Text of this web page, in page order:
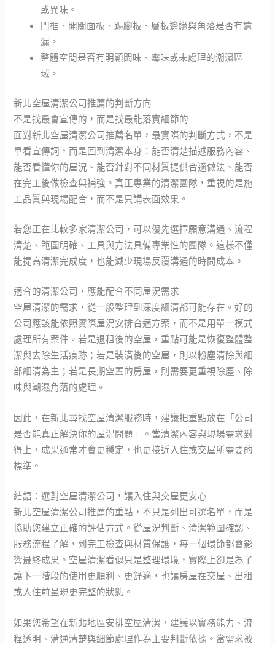
或異味。
門框、開關面板、踢腳板、層板邊緣與角落是否有遺
漏。
整體空間是否有明顯悶味、霉味或未處理的潮濕區
域。
新北空屋清潔公司推薦的判斷方向
不是找最會宣傳的，而是找最能落實細節的
面對新北空屋清潔公司推薦名單，最實際的判斷方式，不是
單看宣傳詞，而是回到清潔本身：能否清楚描述服務內容、
能否看懂你的屋況、能否針對不同材質提供合適做法、能否
在完工後做檢查與補強。真正專業的清潔團隊，重視的是施
工品質與現場配合，而不是只講表面效果。
若您正在比較多家清潔公司，可以優先選擇願意溝通、流程
清楚、範圍明確、工具與方法具備專業性的團隊。這樣不僅
能提高清潔完成度，也能減少現場反覆溝通的時間成本。
適合的清潔公司，應能配合不同屋況需求
空屋清潔的需求，從一般整理到深度細清都可能存在。好的
公司應該能依照實際屋況安排合適方案，而不是用單一模式
處理所有案件。若是退租後的空屋，重點可能是恢復整體整
潔與去除生活痕跡；若是裝潢後的空屋，則以粉塵清除與細
部細清為主；若是長期空置的房屋，則需要更重視除塵、除
味與潮濕角落的處理。
因此，在新北尋找空屋清潔服務時，建議把重點放在「公司
是否能真正解決你的屋況問題」。當清潔內容與現場需求對
得上，成果通常才會更穩定，也更接近入住或交屋所需要的
標準。
結語：選對空屋清潔公司，讓入住與交屋更安心
新北空屋清潔公司推薦的重點，不只是列出可選名單，而是
協助您建立正確的評估方式。從屋況判斷、清潔範圍確認、
服務流程了解，到完工檢查與材質保護，每一個環節都會影
響最終成果。空屋清潔看似只是整理環境，實際上卻是為了
讓下一階段的使用更順利、更舒適，也讓房屋在交屋、出租
或入住前呈現更完整的狀態。
如果您希望在新北地區安排空屋清潔，建議以實務能力、流
程透明、溝通清楚與細節處理作為主要判斷依據。當需求被